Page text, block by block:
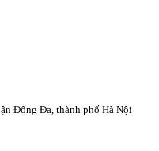
Đống Đa, thành phố Hà Nội